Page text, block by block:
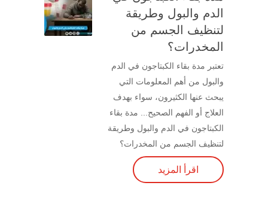
الدم والبول وطريقة
لتنظيف الجسم من
المخدرات؟
تعتبر مدة بقاء الكبتاجون في الدم
والبول من أهم المعلومات التي
يبحث عنها الكثيرون، سواء بهدف
العلاج أو الفهم الصحيح... مدة بقاء
الكبتاجون في الدم والبول وطريقة
لتنظيف الجسم من المخدرات؟
اقرأ المزيد